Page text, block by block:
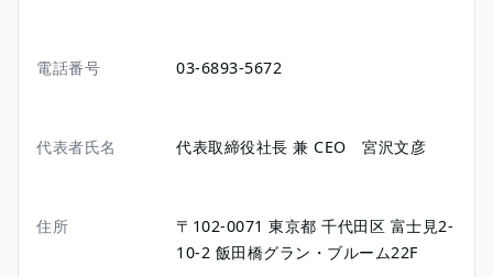
電話番号 03-6893-5672
代表者氏名 代表取締役社長 兼 CEO 宮沢文彦
住所 〒102-0071東京都千代田区 富士見2-
10-2 飯田橋グラン・ブルーム22F